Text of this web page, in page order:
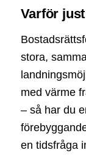
Varför
stora,
med värme
– så har du
en tidsfråga